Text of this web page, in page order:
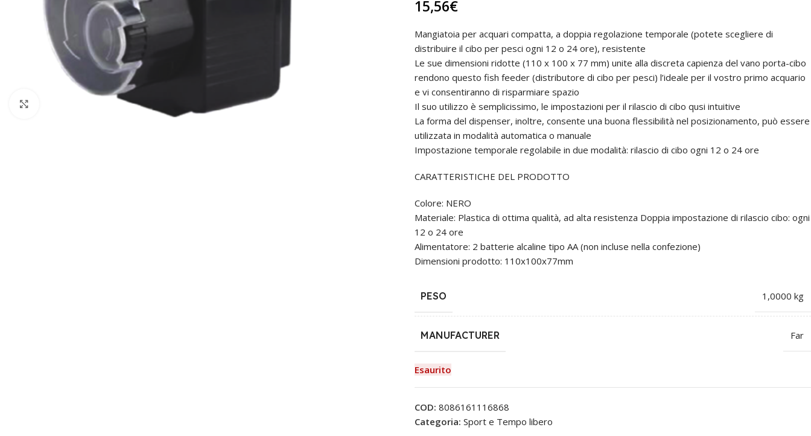
15,56€
Mangiatoia per acquari compatta, a doppia regolazione temporale (potete scegliere di
distribuire il cibo per pesci ogni 12 o 24 ore), resistente
Le sue dimensioni ridotte (110 x 100 x 77 mm) unite alla discreta capienza del vano porta-cibo
rendono questo fish feeder (distributore di cibo per pesci) l’ideale per il vostro primo acquario
e vi consentiranno di risparmiare spazio
Il suo utilizzo è semplicissimo, le impostazioni per il rilascio di cibo qusi intuitive
La forma del dispenser, inoltre, consente una buona flessibilità nel posizionamento, può essere
utilizzata in modalità automatica o manuale
Impostazione temporale regolabile in due modalità: rilascio di cibo ogni 12 o 24 ore
CARATTERISTICHE DEL PRODOTTO
Colore: NERO
Materiale: Plastica di ottima qualità, ad alta resistenza Doppia impostazione di rilascio cibo: ogni
12 o 24 ore
Alimentatore: 2 batterie alcaline tipo AA (non incluse nella confezione)
Dimensioni prodotto: 110x100x77mm
PESO 1,0000 kg
MANUFACTURER Far
Esaurito
COD: 8086161116868
Categoria: Sport e Tempo libero